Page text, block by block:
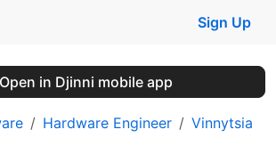
Sign Up
Open in Djinni mobile app
Hardware Engineer Vinnytsia